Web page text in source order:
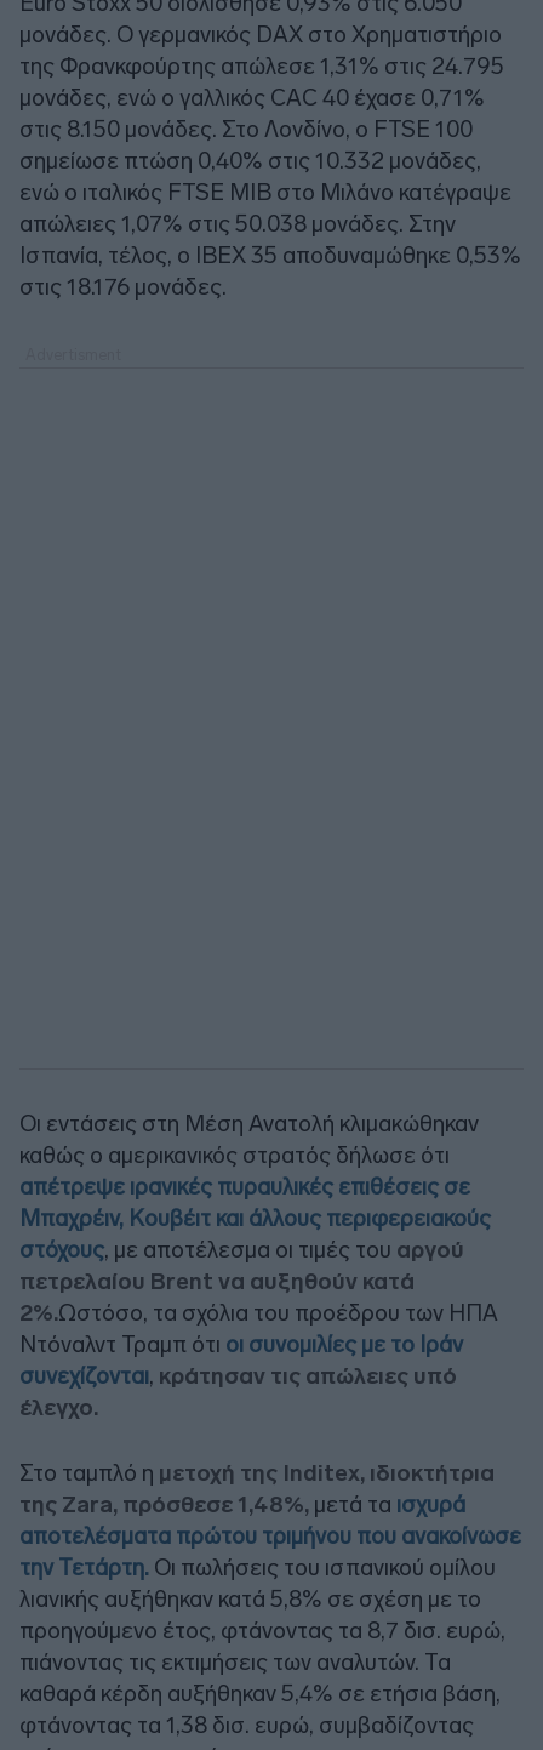
μονάδες. Ο γερμανικός DAX στο Χρηματιστήριο
της Φρανκφούρτης απώλεσε 1,31% στις 24.795
μονάδες, ενώ ο γαλλικός CAC 40 έχασε 0,71%
στις 8.150 μονάδες. Στο Λονδίνο, ο FTSE 100
σημείωσε πτώση 0,40% στις 10.332 μονάδες,
ενώ ο ιταλικός FTSE MIB στο Μιλάνο κατέγραψε
απώλειες 1,07% στις 50.038 μονάδες. Στην
Ισπανία, τέλος, ο IBEX 35 αποδυναμώθηκε 0,53%
στις 18.176 μονάδες.
Οι εντάσεις στη Μέση Ανατολή κλιμακώθηκαν
καθώς ο αμερικανικός στρατός δήλωσε ότι
απέτρεψε ιρανικές πυραυλικές επιθέσεις σε
Μπαχρέιν, Κουβέιτ και άλλους περιφερειακούς
στόχους, με αποτέλεσμα οι τιμές του αργού
πετρελαίου Brent να αυξηθούν κατά
2%.Ωστόσο, τα σχόλια του προέδρου των ΗΠΑ
Ντόναλντ Τραμπ ότι οι συνομιλίες με το Ιράν
συνεχίζονται, κράτησαν τις απώλειες υπό
έλεγχο.
Στο ταμπλό η μετοχή της Inditex, ιδιοκτήτρια
της Zara, πρόσθεσε 1,48%, μετά τα ισχυρά
αποτελέσματα πρώτου τριμήνου που ανακοίνωσε
την Τετάρτη. Οι πωλήσεις του ισπανικού ομίλου
λιανικής αυξήθηκαν κατά 5,8% σε σχέση με το
προηγούμενο έτος, φτάνοντας τα 8,7 δισ. ευρώ,
πιάνοντας τις εκτιμήσεις των αναλυτών. Τα
καθαρά κέρδη αυξήθηκαν 5,4% σε ετήσια βάση,
φτάνοντας τα 1,38 δισ. ευρώ, συμβαδίζοντας